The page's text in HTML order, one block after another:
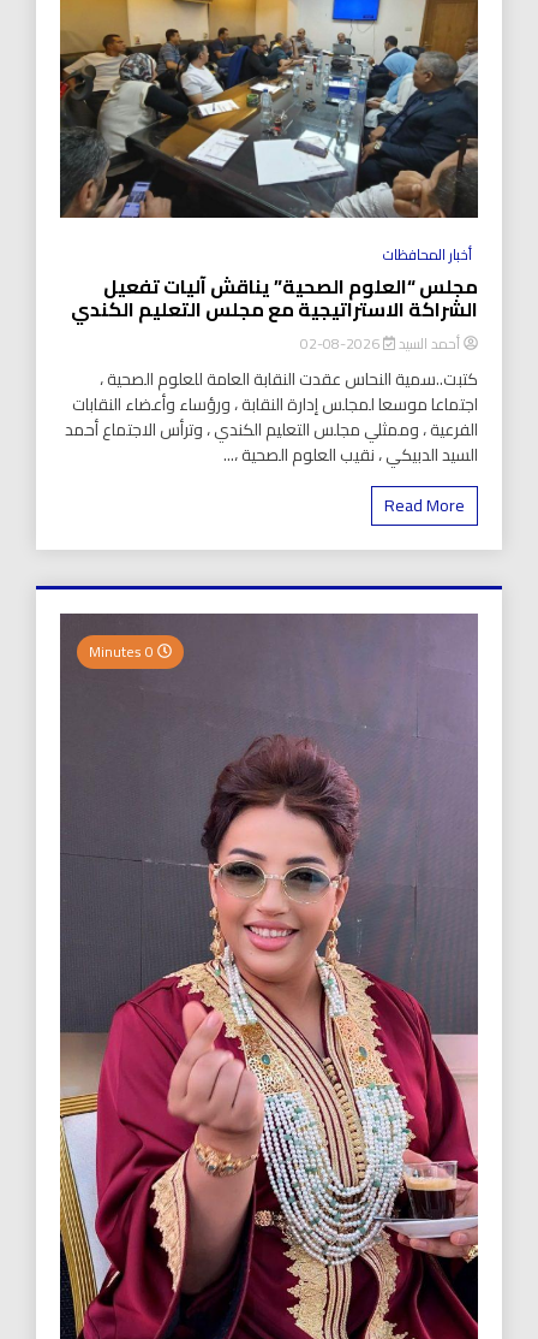
أخبار المحافظات
مجلس “العلوم الصحية” يناقش آليات تفعيل
الشراكة الاستراتيجية مع مجلس التعليم الكندي
أحمد السيد 2026-08-02
كتبت..سمية النحاس عقدت النقابة العامة للعلوم الصحية ،
اجتماعا موسعا لمجلس إدارة النقابة ، ورؤساء وأعضاء النقابات
الفرعية ، وممثلي مجلس التعليم الكندي ، وترأس الاجتماع أحمد
السيد الدبيكي ، نقيب العلوم الصحية ،...
Read More